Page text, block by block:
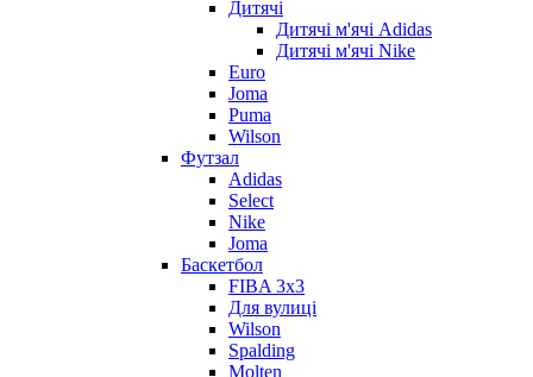
Дитячі
Дитячі м'ячі Adidas
Дитячі м'ячі Nike
Euro
Joma
Puma
Wilson
Футзал
Adidas
Select
Nike
Joma
Баскетбол
FIBA 3x3
Для вулиці
Wilson
Spalding
Molten